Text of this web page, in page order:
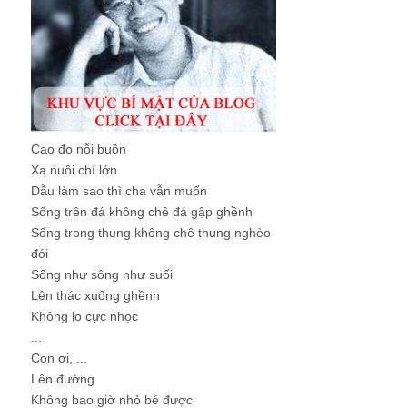
Cao đo nỗi buồn
Xa nuôi chí lớn
Dẫu làm sao thì cha vẫn muốn
Sống trên đá không chê đá gập ghềnh
Sống trong thung không chê thung nghèo
đói
Sống như sông như suối
Lên thác xuống ghềnh
Không lo cực nhọc
Con ơi, ...
Lên đường
Không bao giờ nhỏ bé được